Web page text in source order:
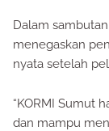
Dalam
menegaskan
nyata setelah
“KORMI Sumut
dan mampu